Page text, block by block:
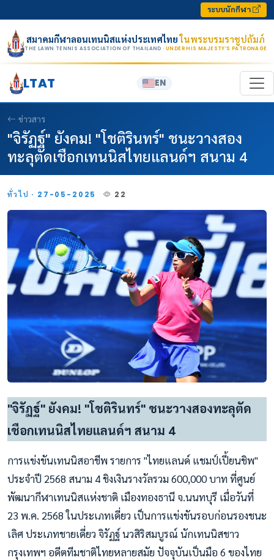
ระบบนักกีฬา
สมาคมกีฬาลอนเทนนิสแห่งประเทศไทยในพระบรมราชูปถัมภ์
THE LAWN TENNIS ASSOCIATION OF THAILAND · UNDER HIS MAJESTY’S PATRONAGE
LTAT EN
ข่าวสาร
"จิรัฏฐ์" ยังคม! "โชติรินทร์" ชนะวางสอง
ทะลุตัดเชือกเทนนิสไทยแลนด์ฯ สนาม 4
ทั่วไป · 27-05-2025 22
"จิรัฏฐ์" ยังคม! "โชติรินทร์" ชนะวางสองทะลุตัด
เชือกเทนนิสไทยแลนด์ฯ สนาม 4
การแข่งขันเทนนิสอาชีพ รายการ "ไทยแลนด์ แชมป์เปี้ยนชิพ"
ประจำปี 2568 สนาม 4 ชิงเงินรางวัลรวม 600,000 บาท ที่ศูนย์
พัฒนากีฬาเทนนิสแห่งชาติ เมืองทองธานี จ.นนทบุรี เมื่อวันที่
23 พ.ค. 2568 ในประเภทเดี่ยว เป็นการแข่งขันรอบก่อนรองชนะ
เลิศ ประเภทชายเดี่ยว จิรัฏฐ์ นวสิริสมบูรณ์ นักเทนนิสชาว
กรุงเทพฯ อดีตทีมชาติไทยหลายสมัย ปัจจุบันเป็นมือ 6 ของไทย